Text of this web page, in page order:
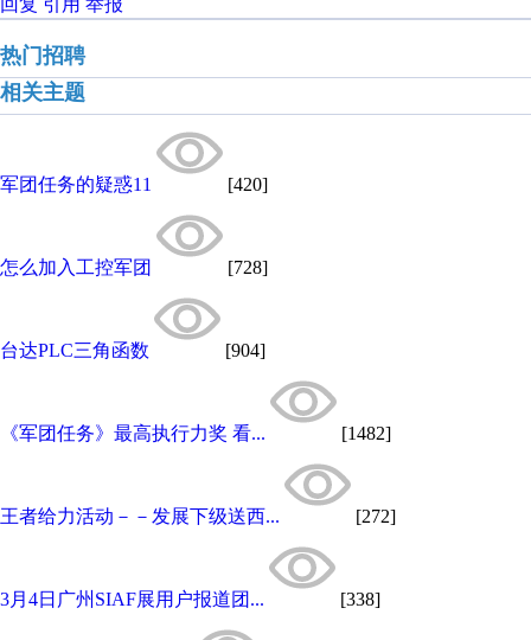
回复 引用 举报
热门招聘
相关主题
军团任务的疑惑11 [420]
怎么加入工控军团 [728]
台达PLC三角函数 [904]
《军团任务》最高执行力奖 看... [1482]
王者给力活动－－发展下级送西... [272]
3月4日广州SIAF展用户报道团... [338]